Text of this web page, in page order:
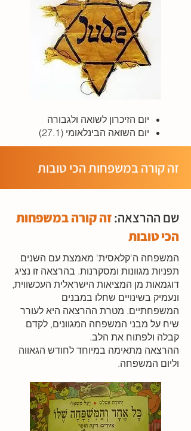
יום הזיכרון לשואה ולגבורה
יום השואה הבינלאומי (27.1)
זה קורה במשפחות הכי טובות
שם ההרצאה:זה קורה במשפחות
הכי טובות
המשפחה ה'קלאסית' מאמצת עם השנים
תפניות מגוונות ומסקרנות. בהרצאה זו נציג
דוגמאות מן המציאות הישראלית העכשווית,
ונעמיק בשינויים שחלו במבנים
המשפחתיים. מטרת ההרצאה היא לעורר
שיח על מבני המשפחה המגוונים, לקדם
קבלה ולפתוח את הלב.
ההרצאה מתאימה במיוחד לחודש הגאווה
וליום המשפחה.